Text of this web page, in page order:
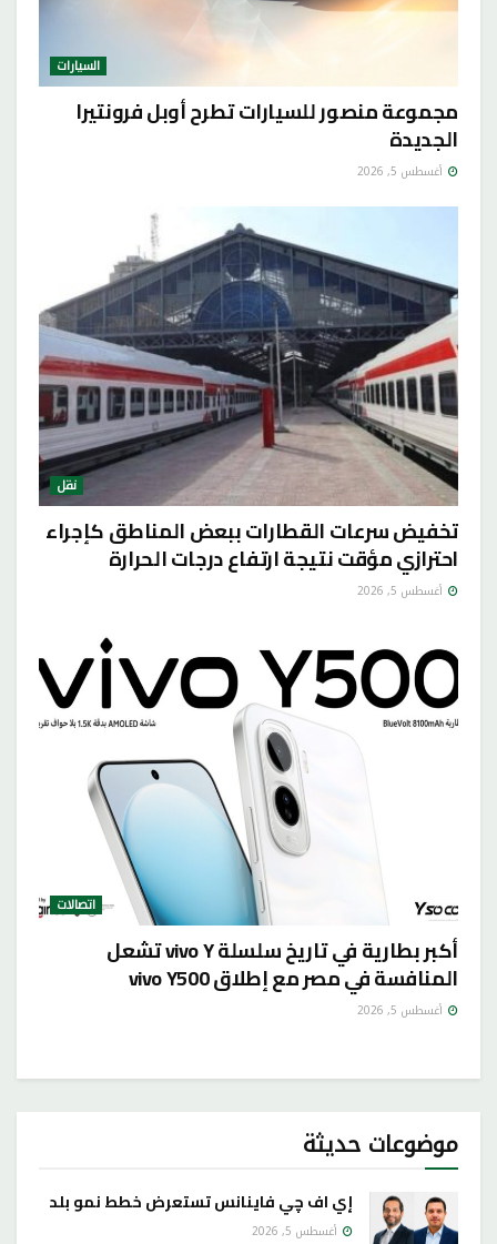
السيارات
مجموعة منصور للسيارات تطرح أوبل فرونتيرا
الجديدة
أغسطس 5, 2026
نقل
تخفيض سرعات القطارات ببعض المناطق كإجراء
احترازي مؤقت نتيجة ارتفاع درجات الحرارة
أغسطس 5, 2026
اتصالات
أكبر بطارية في تاريخ سلسلة vivo Y تشعل
المنافسة في مصر مع إطلاق vivo Y500
أغسطس 5, 2026
موضوعات حديثة
إي اف چي فاينانس تستعرض خطط نمو بلد
أغسطس 5, 2026